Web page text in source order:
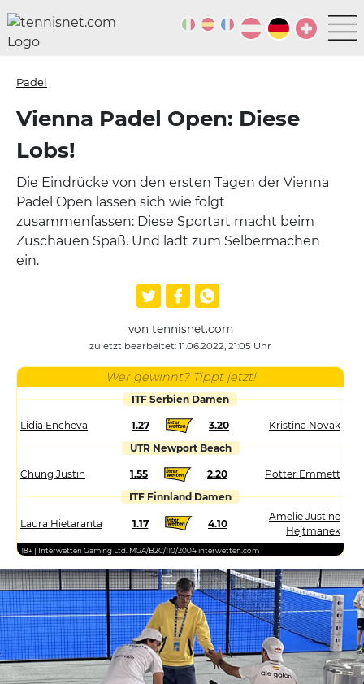
Padel
Vienna Padel Open: Diese
Lobs!
Die Eindrücke von den ersten Tagen der Vienna
Padel Open lassen sich wie folgt
zusammenfassen: Diese Sportart macht beim
Zuschauen Spaß. Und lädt zum Selbermachen
ein.
von tennisnet.com
zuletzt bearbeitet: 11.06.2022, 21:05 Uhr
Wer gewinnt? Tippt jetzt!
ITF Serbien Damen
Lidia Encheva 1.27 3.20
Kristina Novak
UTR Newport Beach
Chung Justin 1.55 2.20
Potter Emmett
ITF Finnland Damen
Laura Hietaranta 1.17 4.10
Amelie Justine
Hejtmanek
18+ | Interwetten Gaming Ltd. MGA/B2C/110/2004 interwetten.com